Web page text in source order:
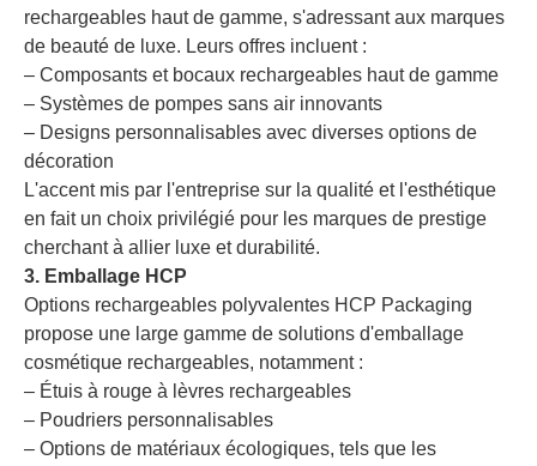
rechargeables haut de gamme, s'adressant aux marques
de beauté de luxe. Leurs offres incluent :
– Composants et bocaux rechargeables haut de gamme
– Systèmes de pompes sans air innovants
– Designs personnalisables avec diverses options de
décoration
L'accent mis par l'entreprise sur la qualité et l'esthétique
en fait un choix privilégié pour les marques de prestige
cherchant à allier luxe et durabilité.
3. Emballage HCP
Options rechargeables polyvalentes HCP Packaging
propose une large gamme de solutions d'emballage
cosmétique rechargeables, notamment :
– Étuis à rouge à lèvres rechargeables
– Poudriers personnalisables
– Options de matériaux écologiques, tels que les